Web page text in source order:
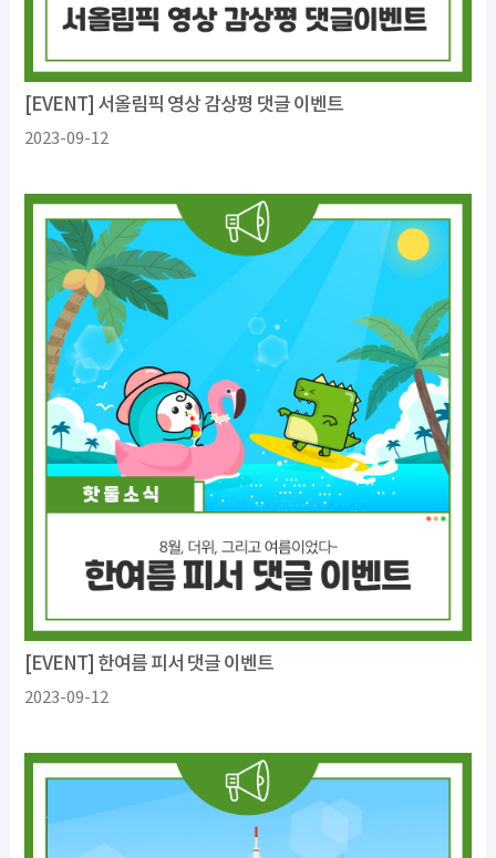
[EVENT] 서올림픽 영상 감상평 댓글 이벤트
2023-09-12
[EVENT] 한여름 피서 댓글 이벤트
2023-09-12